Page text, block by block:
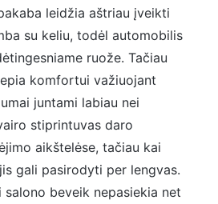
leidžia aštriau įveikti
su keliu, todėl automobilis
ruože. Tačiau
komfortui važiuojant
juntami labiau nei
stiprintuvas daro
aikštelėse, tačiau kai
gali pasirodyti per lengvas.
beveik nepasiekia net